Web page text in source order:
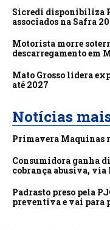
Sicredi disponibiliza
associados na Safra
Motorista morre
descarregamento em
Mato Grosso lidera
até 2027
Notícias
Primavera Maquinas
Consumidora ganha
cobrança abusiva,
Padrasto preso pela
preventiva e vai para